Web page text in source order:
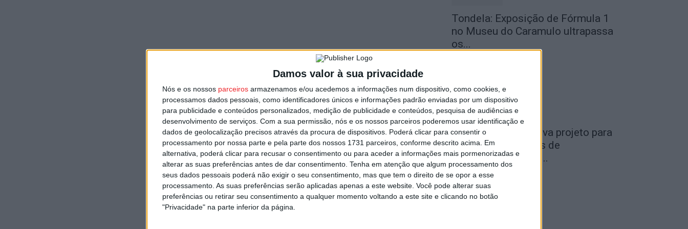
Damos valor à sua privacidade
Nós e os nossos parceiros armazenamos e/ou acedemos a informações num dispositivo, como cookies, e
processamos dados pessoais, como identificadores únicos e informações padrão enviadas por um dispositivo
para publicidade e conteúdos personalizados, medição de publicidade e conteúdos, pesquisa de audiências e
desenvolvimento de serviços. Com a sua permissão, nós e os nossos parceiros poderemos usar identificação e
dados de geolocalização precisos através da procura de dispositivos. Poderá clicar para consentir o
processamento por nossa parte e pela parte dos nossos 1731 parceiros, conforme descrito acima. Em
alternativa, poderá clicar para recusar o consentimento ou para aceder a informações mais pormenorizadas e
alterar as suas preferências antes de dar consentimento. Tenha em atenção que algum processamento dos
seus dados pessoais poderá não exigir o seu consentimento, mas que tem o direito de se opor a esse
processamento. As suas preferências serão aplicadas apenas a este website. Você pode alterar suas
preferências ou retirar seu consentimento a qualquer momento voltando a este site e clicando no botão
"Privacidade" na parte inferior da página.
Tondela: Exposição de Fórmula 1
no Museu do Caramulo ultrapassa
os...
Viseu: Câmara aprova projeto para
instalar 54 câmaras de
videovigilância em...